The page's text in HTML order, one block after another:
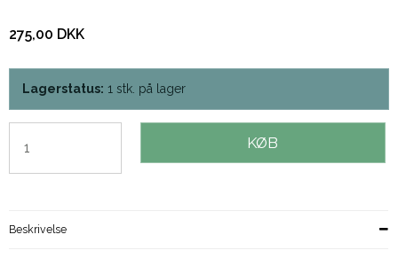
275,00 DKK
Lagerstatus: 1 stk. på lager
KØB
Beskrivelse